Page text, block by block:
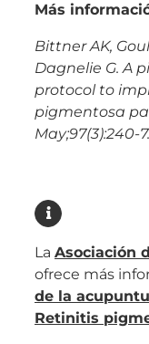
Más
Bittner AK,
Dagnelie G. A
protocol to
pigmentosa
May;97(3):240-7.
La Asociación
ofrece más
de la
Retinitis